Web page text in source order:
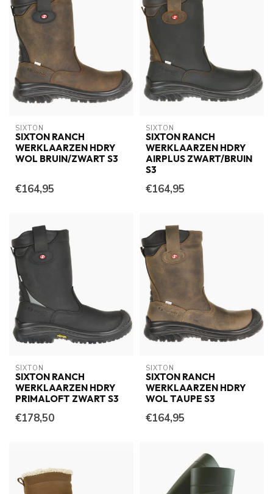
SIXTON
SIXTON RANCH
WERKLAARZEN HDRY
WOL BRUIN/ZWART S3
€164,95
SIXTON
SIXTON RANCH
WERKLAARZEN HDRY
AIRPLUS ZWART/BRUIN
S3
€164,95
SIXTON
SIXTON RANCH
WERKLAARZEN HDRY
PRIMALOFT ZWART S3
€178,50
SIXTON
SIXTON RANCH
WERKLAARZEN HDRY
WOL TAUPE S3
€164,95